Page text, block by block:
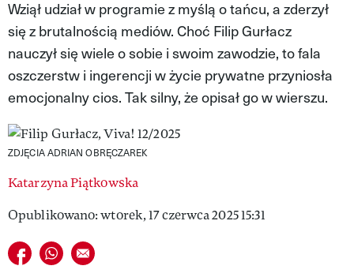
VIVA!PEOPLE POWER
MAGAZYN VIVA!
Wziął udział w programie z myślą o tańcu, a zderzył
się z brutalnością mediów. Choć Filip Gurłacz
nauczył się wiele o sobie i swoim zawodzie, to fala
oszczerstw i ingerencji w życie prywatne przyniosła
emocjonalny cios. Tak silny, że opisał go w wierszu.
ZDJĘCIA ADRIAN OBRĘCZAREK
Katarzyna Piątkowska
Opublikowano: wtorek, 17 czerwca 2025 15:31
Udostępnij na facebook
Udostępnij na whatsapp
E-mail do przyjaciela